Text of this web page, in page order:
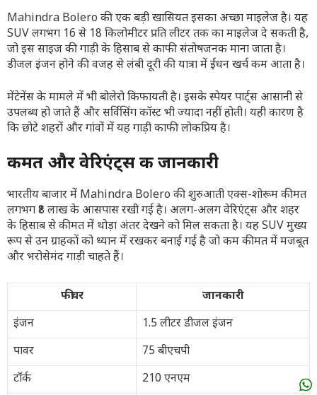
Mahindra Bolero की एक बड़ी खासियत इसका अच्छा माइलेज है। यह
SUV लगभग 16 से 18 किलोमीटर प्रति लीटर तक का माइलेज दे सकती है,
जो इस साइज की गाड़ी के हिसाब से काफी संतोषजनक माना जाता है।
डीजल इंजन होने की वजह से लंबी दूरी की यात्रा में ईंधन खर्च कम आता है।
मेंटेनेंस के मामले में भी बोलेरो किफायती है। इसके स्पेयर पार्ट्स आसानी से
उपलब्ध हो जाते हैं और सर्विसिंग कॉस्ट भी ज्यादा नहीं होती। यही कारण है
कि छोटे शहरों और गांवों में यह गाड़ी काफी लोकप्रिय है।
कीमत और वेरिएंट्स की जानकारी
भारतीय बाजार में Mahindra Bolero की शुरुआती एक्स-शोरूम कीमत
लगभग ₹8 लाख के आसपास रखी गई है। अलग-अलग वेरिएंट्स और शहर
के हिसाब से कीमत में थोड़ा अंतर देखने को मिल सकता है। यह SUV मुख्य
रूप से उन ग्राहकों को ध्यान में रखकर बनाई गई है जो कम कीमत में मजबूत
और भरोसेमंद गाड़ी चाहते हैं।
फीचर
जानकारी
इंजन
1.5 लीटर डीजल इंजन
पावर
75 बीएचपी
टॉर्क
210 एनएम